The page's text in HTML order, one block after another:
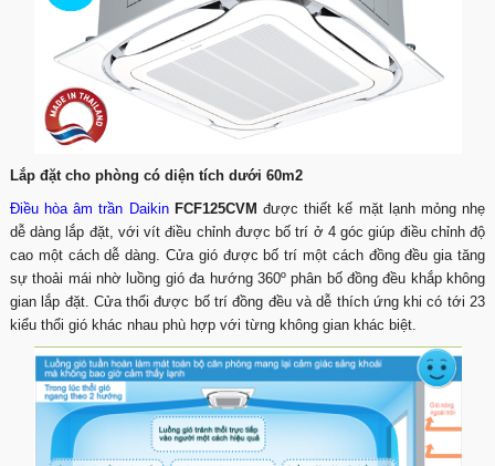
Lắp đặt cho phòng có diện tích dưới 60m2
Điều hòa âm trần Daikin FCF125CVMđược thiết kế mặt lạnh mỏng nhẹ
dễ dàng lắp đặt, với vít điều chỉnh được bố trí ở 4 góc giúp điều chỉnh độ
cao một cách dễ dàng. Cửa gió được bố trí một cách đồng đều gia tăng
sự thoải mái nhờ luồng gió đa hướng 360º phân bố đồng đều khắp không
gian lắp đặt. Cửa thổi được bố trí đồng đều và dễ thích ứng khi có tới 23
kiểu thổi gió khác nhau phù hợp với từng không gian khác biệt.